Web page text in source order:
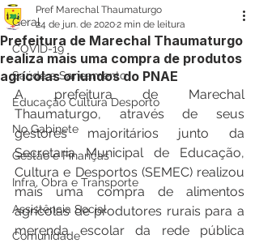
Geral
COVID-19
Saúde e Saneamento
Educação Cultura Desporto
No Gabinete
Gestão e Finanças
Infra, Obra e Transporte
Assistência Social
Comunidade
Prefeitura de Marechal Thaumaturgo
realiza mais uma compra de produtos
agrícolas oriundos do PNAE
Pref Marechal Thaumaturgo
24 de jun. de 20202 min de leitura
A prefeitura de Marechal
Thaumaturgo, através de seus
gestores majoritários junto da
Secretaria Municipal de Educação,
Cultura e Desportos (SEMEC) realizou
mais uma compra de alimentos
agrícolas de produtores rurais para a
merenda escolar da rede pública